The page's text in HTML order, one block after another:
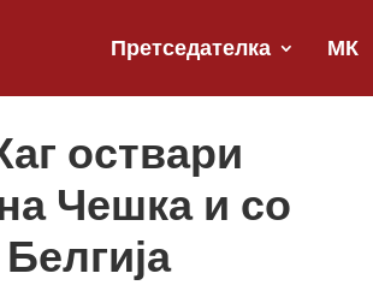
Претседателка МК
оствари
Чешка и со